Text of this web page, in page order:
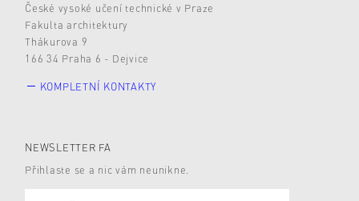
České vysoké učení technické v Praze
Fakulta architektury
Thákurova 9
166 34 Praha 6 - Dejvice
KOMPLETNÍ KONTAKTY
NEWSLETTER FA
Přihlaste se a nic vám neunikne.